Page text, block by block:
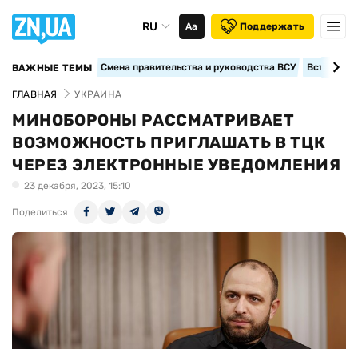
RU Аа Поддержать
ВАЖНЫЕ ТЕМЫ Смена правительства и руководства ВСУ
ГЛАВНАЯ УКРАИНА
МИНОБОРОНЫ РАССМАТРИВАЕТ
ВОЗМОЖНОСТЬ ПРИГЛАШАТЬ В ТЦК
ЧЕРЕЗ ЭЛЕКТРОННЫЕ УВЕДОМЛЕНИЯ
23 декабря, 2023, 15:10
Поделиться